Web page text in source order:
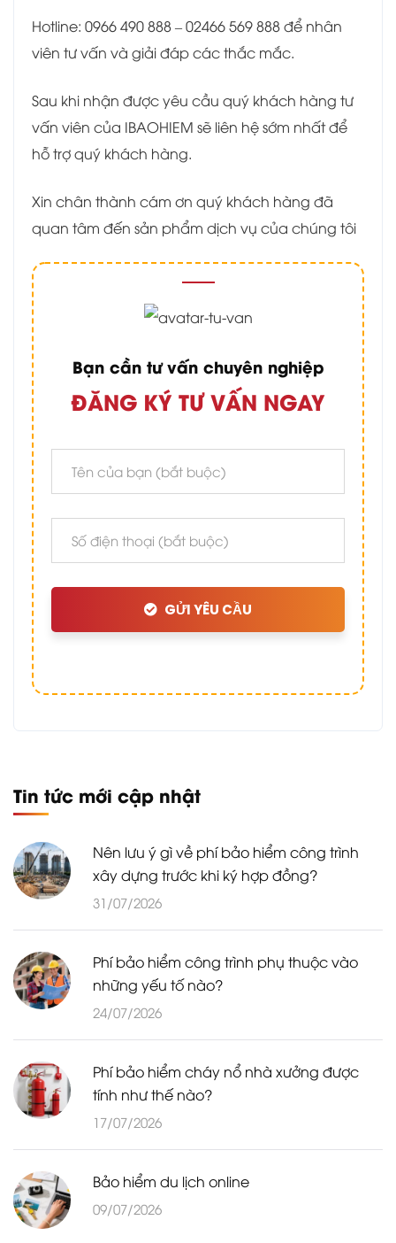
Hotline: 0966 490 888 – 02466 569 888 để nhân
viên tư vấn và giải đáp các thắc mắc.
Sau khi nhận được yêu cầu quý khách hàng tư
vấn viên của IBAOHIEM sẽ liên hệ sớm nhất để
hỗ trợ quý khách hàng.
Xin chân thành cám ơn quý khách hàng đã
quan tâm đến sản phẩm dịch vụ của chúng tôi
Bạn cần tư vấn chuyên nghiệp
ĐĂNG KÝ TƯ VẤN NGAY
GỬI YÊU CẦU
Tin tức mới cập nhật
Nên lưu ý gì về phí bảo hiểm công trình
xây dựng trước khi ký hợp đồng?
31/07/2026
Phí bảo hiểm công trình phụ thuộc vào
những yếu tố nào?
24/07/2026
Phí bảo hiểm cháy nổ nhà xưởng được
tính như thế nào?
17/07/2026
Bảo hiểm du lịch online
09/07/2026